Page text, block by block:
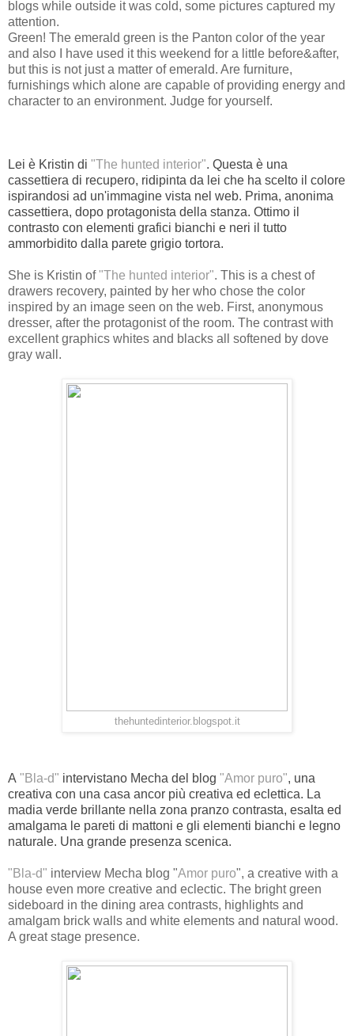
blogs while outside it was cold, some pictures captured my
attention.
Green! The emerald green is the Panton color of the year
and also I have used it this weekend for a little before&after,
but this is not just a matter of emerald. Are furniture,
furnishings which alone are capable of providing energy and
character to an environment. Judge for yourself.
Lei è Kristin di "The hunted interior". Questa è una
cassettiera di recupero, ridipinta da lei che ha scelto il colore
ispirandosi ad un'immagine vista nel web. Prima, anonima
cassettiera, dopo protagonista della stanza. Ottimo il
contrasto con elementi grafici bianchi e neri il tutto
ammorbidito dalla parete grigio tortora.
She is Kristin of"The hunted interior". This is a chest of
drawers recovery, painted by her who chose the color
inspired by an image seen on the web. First, anonymous
dresser, after the protagonist of the room. The contrast with
excellent graphics whites and blacks all softened by dove
gray wall.
thehuntedinterior.blogspot.it
A "Bla-d" intervistano Mecha del blog "Amor puro", una
creativa con una casa ancor più creativa ed eclettica. La
madia verde brillante nella zona pranzo contrasta, esalta ed
amalgama le pareti di mattoni e gli elementi bianchi e legno
naturale. Una grande presenza scenica.
"Bla-d" interview Mecha blog "Amor puro", a creative with a
house even more creative and eclectic. The bright green
sideboard in the dining area contrasts, highlights and
amalgam brick walls and white elements and natural wood.
A great stage presence.